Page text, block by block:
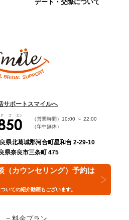
デート・交際について
サポートスマイルへ
（営業時間） 10:00 ～22:00
（年中無休）
県北葛城郡河合町星和台 2-29-10
県奈良市三条町 475
（カウンセリング）予約は
いての紹介動画もございます。